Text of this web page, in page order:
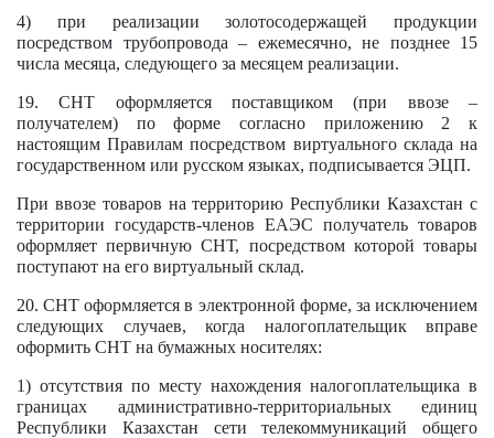
4) при реализации золотосодержащей продукции
посредством трубопровода – ежемесячно, не позднее 15
числа месяца, следующего за месяцем реализации.
19. СНТ оформляется поставщиком (при ввозе –
получателем) по форме согласно приложению 2 к
настоящим Правилам посредством виртуального склада на
государственном или русском языках, подписывается ЭЦП.
При ввозе товаров на территорию Республики Казахстан с
территории государств-членов ЕАЭС получатель товаров
оформляет первичную СНТ, посредством которой товары
поступают на его виртуальный склад.
20. СНТ оформляется в электронной форме, за исключением
следующих случаев, когда налогоплательщик вправе
оформить СНТ на бумажных носителях:
1) отсутствия по месту нахождения налогоплательщика в
границах административно-территориальных единиц
Республики Казахстан сети телекоммуникаций общего